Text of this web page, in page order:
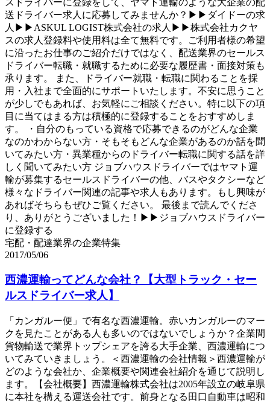
スドライバーに登録をして、ヤマト運輸のような大企業の配
送ドライバー求人に応募してみませんか？▶▶ダイドーの求
人▶▶ASKUL LOGIST株式会社の求人▶▶株式会社カクヤ
スの求人登録料や使用料は全て無料です。ご利用者様の希望
に沿ったお仕事のご紹介だけではなく、配送業界のセールス
ドライバー転職・就職するために必要な履歴書・面接対策も
承ります。 また、ドライバー就職・転職に関わることを採
用・入社まで全面的にサポートいたします。不安に思うこと
が少しでもあれば、お気軽にご相談ください。特に以下の項
目に当てはまる方は積極的に登録することをおすすめしま
す。 ・自分のもっている資格で応募できるのがどんな企業
なのかわからない方・そもそもどんな企業があるのか話を聞
いてみたい方・異業種からのドライバー転職に関する話を詳
しく聞いてみたい方 ジョブハウスドライバーではヤマト運
輸が募集するセールスドライバーの他、バスやタクシーなど
様々なドライバー関連の記事や求人もあります。もし興味が
あればそちらもぜひご覧ください。 最後まで読んでくださ
り、ありがとうございました！▶▶ジョブハウスドライバー
に登録する
宅配・配達業界の企業特集
2017/05/06
西濃運輸ってどんな会社？【大型トラック・セー
ルスドライバー求人】
「カンガルー便」で有名な西濃運輸。赤いカンガルーのマー
クを見たことがある人も多いのではないでしょうか？企業間
貨物輸送で業界トップシェアを誇る大手企業、西濃運輸につ
いてみていきましょう。＜西濃運輸の会社情報＞西濃運輸が
どのような会社か、企業概要や関連会社紹介を通じて説明し
ます。【会社概要】西濃運輸株式会社は2005年設立の岐阜県
に本社を構える運送会社です。前身となる田口自動車は昭和